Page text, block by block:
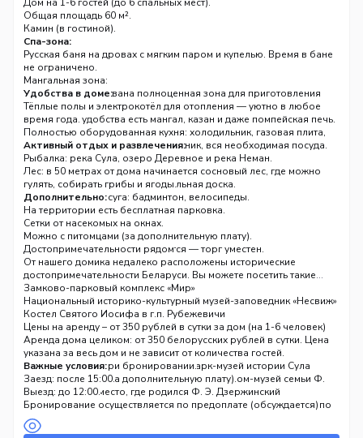
Общая площадь 60 м².
Камин (в гостиной).
Спа-зона:
Русская баня на дровах с мягким паром и купелью. Время в бане
не ограничено.
Мангальная зона:
На улице оборудована полноценная зона для приготовления
пищи на огне.
Для вашего удобства есть мангал, казан и даже помпейская печь.
Вы сможете приготовить шашлык, уху или ароматный плов без
лишних хлопот.
Удобства в доме:
Тёплые полы и электрокотёл для отопления — уютно в любое
время года.
Полностью оборудованная кухня: холодильник, газовая плита,
микроволновая печь, электрочайник, вся необходимая посуда.
Ванная комната с душем, полотенца, фен.
Спутниковое телевидение и Wi-Fi.
Стиральная машина, утюг, гладильная доска.
Активный отдых и развлечения:
Рыбалка: река Сула, озеро Деревное и река Неман.
Лес: в 50 метрах от дома начинается сосновый лес, где можно
гулять, собирать грибы и ягоды.
Для активного досуга: бадминтон, велосипеды.
Настольные игры.
Детский отдых:
Гамаки, шезлонги.
Дополнительно:
На территории есть бесплатная парковка.
Сетки от насекомых на окнах.
Можно с питомцами (за дополнительную плату).
Окончательная цена обсуждается — торг уместен.
Достопримечательности рядом
От нашего домика недалеко расположены исторические
достопримечательности Беларуси. Вы можете посетить такие
места, как:
Замково-парковый комплекс «Мир»
Национальный историко-культурный музей-заповедник «Несвиж»
Костел Святого Иосифа в г.п. Рубежевичи
Костел Вознесения Девы Марии (1590 г.) в деревне Деревное
Фитo аптека в г.п. Рубежевичи
Парк камней в деревне Рубежевичи
Музей-усадьба Ленских XVIII века. Парк-музей истории Сула
Мемориальный комплекс «Дзержиново» — дом-музей семьи Ф.
Дзержинского, место, где родился Ф. Э. Дзержинский
Мемориальная усадьба Якуба Коласа «Альбуть» (здесь с 1890 по
1904 гг. жила семья Мицкевичей)
Дзоты Первой Мировой войны
Цены на аренду – от 350 рублей в сутки за дом (на 1-6 человек)
Аренда дома целиком: от 350 белорусских рублей в сутки. Цена
указана за весь дом и не зависит от количества гостей.
Баня: уточняйте при бронировании.
Питомцы: можно (за дополнительную плату).
Важные условия:
Заезд: после 15:00.
Выезд: до 12:00.
Проживание без хозяев.
Бронирование осуществляется по предоплате (обсуждается)